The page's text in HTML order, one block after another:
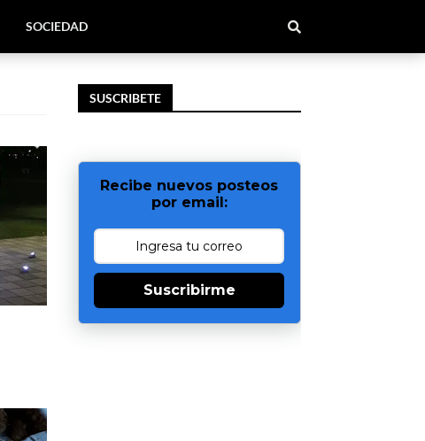
SOCIEDAD
SUSCRIBETE
Recibe nuevos posteos
por email:
Suscribirme